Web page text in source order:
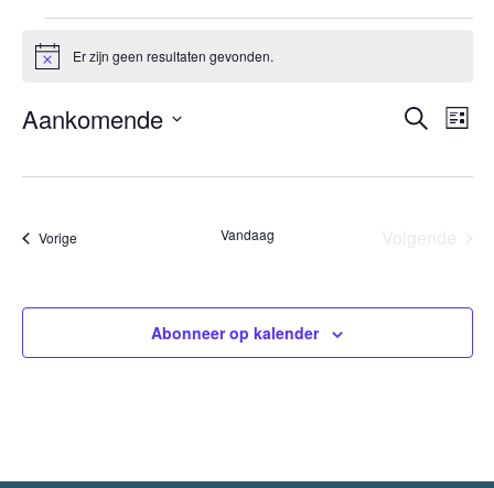
Evenementen
BerichtEr zijn geen resultaten gevonden.
Zoeken
Lijst
Aankomende
een
VorigeEvenementen Vandaag
Abonneer op kalender